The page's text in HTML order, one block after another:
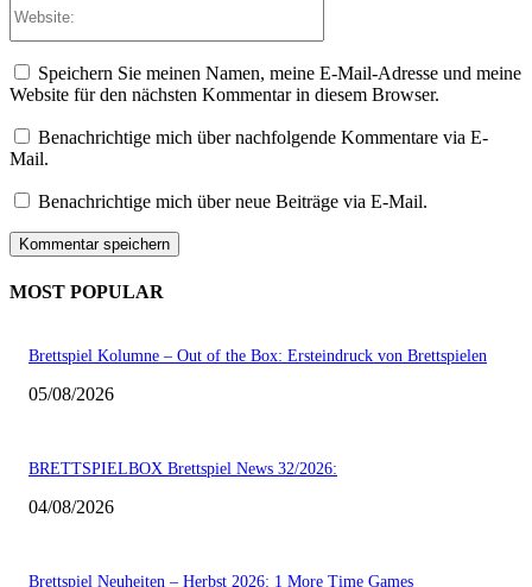
Speichern Sie meinen Namen, meine E-Mail-Adresse und meine
Website für den nächsten Kommentar in diesem Browser.
Benachrichtige mich über nachfolgende Kommentare via E-
Mail.
Benachrichtige mich über neue Beiträge via E-Mail.
MOST POPULAR
Brettspiel Kolumne – Out of the Box: Ersteindruck von Brettspielen
05/08/2026
BRETTSPIELBOX Brettspiel News 32/2026:
04/08/2026
Brettspiel Neuheiten – Herbst 2026: 1 More Time Games